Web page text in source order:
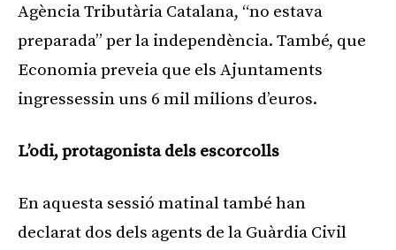
Agència Tributària Catalana, “no estava
preparada” per la independència. També, que
Economia preveia que els Ajuntaments
ingressessin uns 6 mil milions d’euros.
L’odi, protagonista dels escorcolls
En aquesta sessió matinal també han
declarat dos dels agents de la Guàrdia Civil